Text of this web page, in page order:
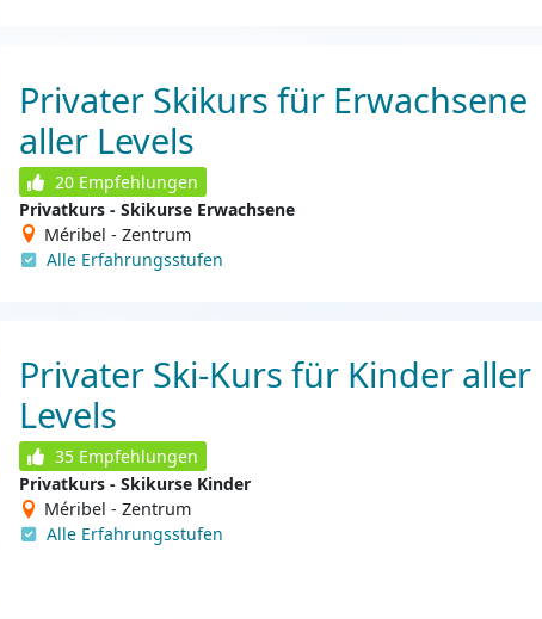
Privater Skikurs für Erwachsene
aller Levels
20Empfehlungen
Privatkurs - Skikurse Erwachsene
Méribel - Zentrum
Alle Erfahrungsstufen
Privater Ski-Kurs für Kinder aller
Levels
35Empfehlungen
Privatkurs - Skikurse Kinder
Méribel - Zentrum
Alle Erfahrungsstufen